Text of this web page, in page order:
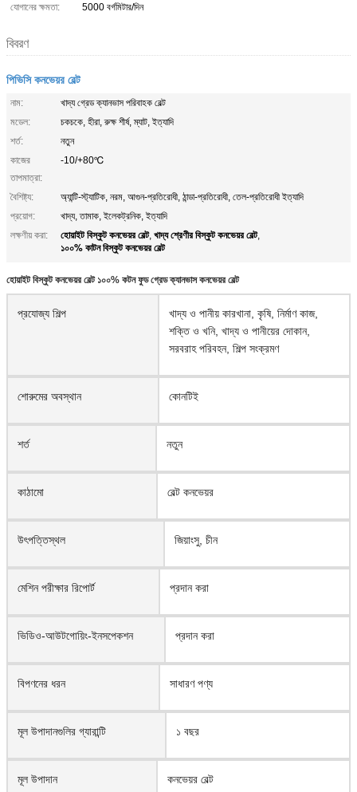
যোগানের ক্ষমতা:
5000 বর্গমিটার/দিন
বিবরণ
পিভিসি কনভেয়র বেল্ট
নাম:
খাদ্য গ্রেড ক্যানভাস পরিবাহক বেল্ট
মডেল:
চকচকে, হীরা, রুক্ষ শীর্ষ, ম্যাট, ইত্যাদি
শর্ত:
নতুন
কাজের
তাপমাত্রা:
-10/+80℃
বৈশিষ্ট্য:
অ্যান্টি-স্ট্যাটিক, নরম, আগুন-প্রতিরোধী, ঠান্ডা-প্রতিরোধী, তেল-প্রতিরোধী ইত্যাদি
প্রয়োগ:
খাদ্য, তামাক, ইলেকট্রনিক, ইত্যাদি
লক্ষণীয় করা:
হোয়াইট বিস্কুট কনভেয়র বেল্ট, খাদ্য শ্রেণীর বিস্কুট কনভেয়র বেল্ট,
১০০% কাটন বিস্কুট কনভেয়র বেল্ট
হোয়াইট বিস্কুট কনভেয়র বেল্ট ১০০% কটন ফুড গ্রেড ক্যানভাস কনভেয়র বেল্ট
প্রযোজ্য শিল্প
খাদ্য ও পানীয় কারখানা, কৃষি, নির্মাণ কাজ,
শক্তি ও খনি, খাদ্য ও পানীয়ের দোকান,
সরবরাহ পরিবহন, শিল্প সংক্রমণ
শোরুমের অবস্থান কোনটিই
শর্ত নতুন
কাঠামো বেল্ট কনভেয়র
উৎপত্তিস্থল জিয়াংসু, চীন
মেশিন পরীক্ষার রিপোর্ট প্রদান করা
ভিডিও-আউটগোয়িং-ইনসপেকশন প্রদান করা
বিপণনের ধরন সাধারণ পণ্য
মূল উপাদানগুলির গ্যারান্টি ১ বছর
মূল উপাদান কনভেয়র বেল্ট